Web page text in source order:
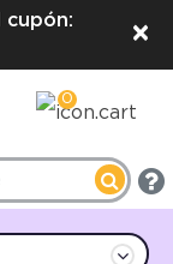
cupón:
×
0